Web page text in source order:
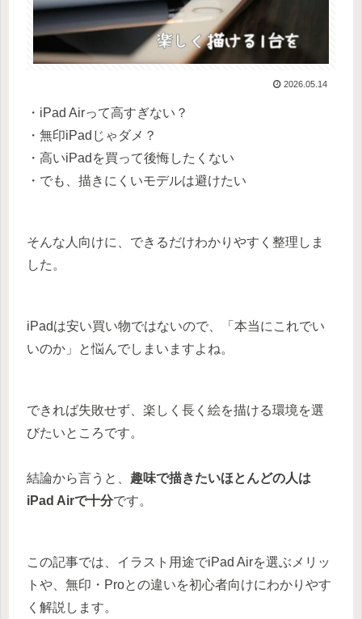
2026.05.14
・iPad Airって高すぎない？
・無印iPadじゃダメ？
・高いiPadを買って後悔したくない
・でも、描きにくいモデルは避けたい
そんな人向けに、できるだけわかりやすく整理しま
した。
iPadは安い買い物ではないので、「本当にこれでい
いのか」と悩んでしまいますよね。
できれば失敗せず、楽しく長く絵を描ける環境を選
びたいところです。
結論から言うと、 趣味で描きたいほとんどの人は
iPad Airで十分です。
この記事では、イラスト用途でiPad Airを選ぶメリッ
トや、無印・Proとの違いを初心者向けにわかりやす
く解説します。